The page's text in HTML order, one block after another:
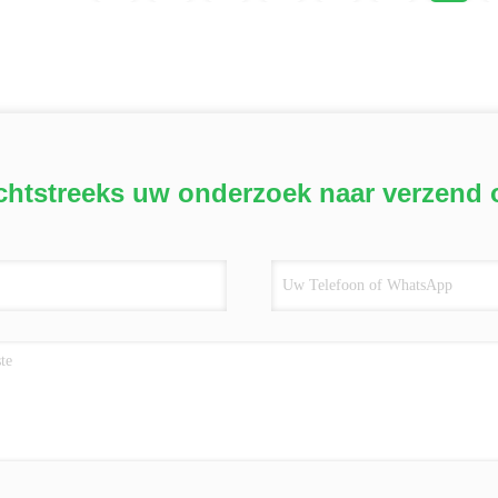
uw onderzoek naar verzend